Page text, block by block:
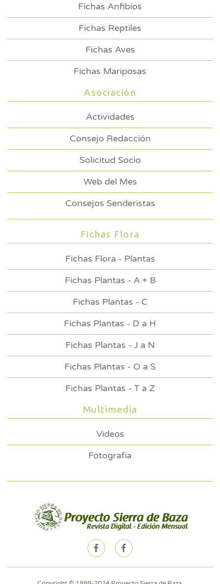
Fichas Anfibios
Fichas Reptiles
Fichas Aves
Fichas Mariposas
Asociación
Actividades
Consejo Redacción
Solicitud Socio
Web del Mes
Consejos Senderistas
Fichas Flora
Fichas Flora - Plantas
Fichas Plantas - A + B
Fichas Plantas - C
Fichas Plantas - D a H
Fichas Plantas - J a N
Fichas Plantas - O a S
Fichas Plantas - T a Z
Multimedia
Videos
Fotografía